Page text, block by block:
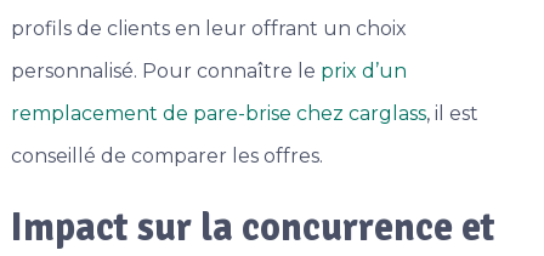
profils de clients en leur offrant un choix
personnalisé. Pour connaître le prix d’un
remplacement de pare-brise chez carglass, il est
conseillé de comparer les offres.
Impact sur la concurrence et